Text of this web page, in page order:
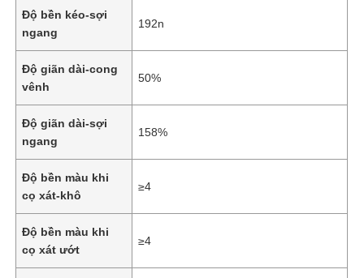
Độ bền kéo-sợi
ngang
192n
Độ giãn dài-cong
vênh
50%
Độ giãn dài-sợi
ngang
158%
Độ bền màu khi
cọ xát-khô
≥4
Độ bền màu khi
cọ xát ướt
≥4